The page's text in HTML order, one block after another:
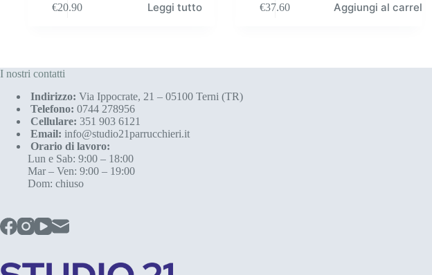
€20.90 Leggi tutto €37.60 Aggiungi al carrello
I nostri contatti
Indirizzo: Via Ippocrate, 21 – 05100 Terni (TR)
Telefono: 0744 278956
Cellulare: 351 903 6121
Email: info@studio21parrucchieri.it
Orario di lavoro:
Lun e Sab: 9:00 – 18:00
Mar – Ven: 9:00 – 19:00
Dom: chiuso